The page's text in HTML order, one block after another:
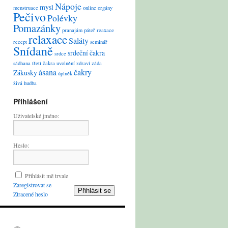
menstruace myslNápoje online orgány
PečivoPolévky
Pomazánky pranajám páteř reaxace
recept relaxaceSaláty seminář
Snídaně srdce srdeční čakra
sádhana třetí čakra uvolnění zdraví záda
Zákuskyásana úplněk čakry
živá hudba
Přihlášení
Uživatelské jméno:
Heslo:
Přihlásit mě trvale
Přihlásit se
Zaregistrovat se
Ztracené heslo